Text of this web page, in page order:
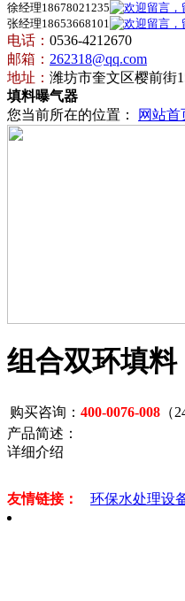
徐经理18678021235
张经理18653668101
电话： 0536-4212670
邮箱： 262318@qq.com
地址： 潍坊市奎文区樱前街
填料曝气器
您当前所在的位置：
网站首
组合双环填料
购买咨询： 400-0076-008 （
产品简述：
详细介绍
友情链接： 环保水处理设